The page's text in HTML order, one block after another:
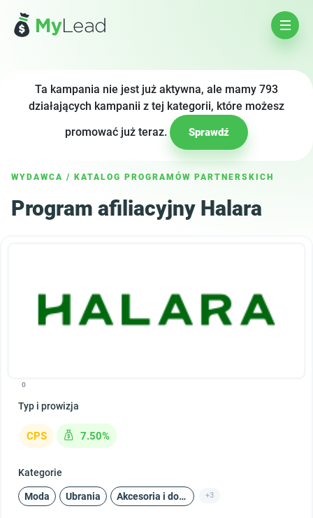
Ta kampania nie jest już aktywna, ale mamy 793
działających kampanii z tej kategorii, które możesz
promować już teraz.
Sprawdź
WYDAWCA / KATALOG PROGRAMÓW PARTNERSKICH
Program afiliacyjny Halara
0
Typ i prowizja
CPS 7.50%
Kategorie
Moda Ubrania Akcesoria i dodatki +3